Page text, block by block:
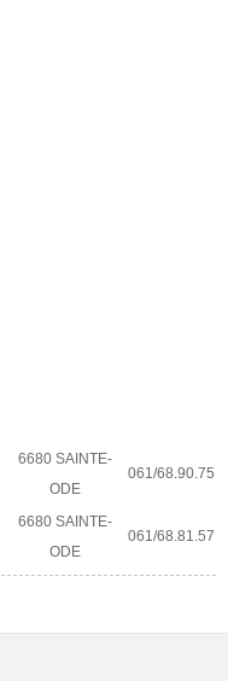
6680 SAINTE-
ODE
061/68.90.75
6680 SAINTE-
ODE
061/68.81.57